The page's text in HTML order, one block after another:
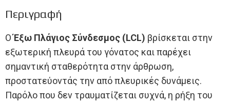
Περιγραφή
ΟΈξω Πλάγιος Σύνδεσμος (LCL) βρίσκεται στην
εξωτερική πλευρά του γόνατος και παρέχει
σημαντική σταθερότητα στην άρθρωση,
προστατεύοντάς την από πλευρικές δυνάμεις.
Παρόλο που δεν τραυματίζεται συχνά, η ρήξη του